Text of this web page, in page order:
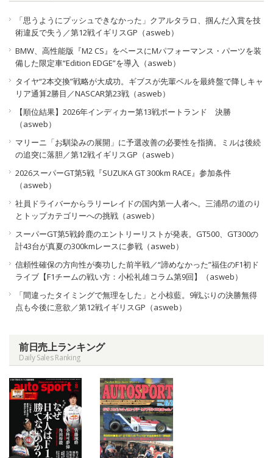
「思うようにプッシュできなかった」クアルタラロ、掴んだ入賞を技
術違反で失う／第12戦イギリスGP（asweb）
BMW、高性能版『M2 CS』をベースにMパフォーマンス・パーツを装
備した限定車“Edition EDGE”を導入（asweb）
タイヤ“2本交換”戦略が大成功。ギブスが先輩ベルを最終盤で降しキャ
リア通算2勝目／NASCAR第23戦（asweb）
【順位結果】2026年インディカー第13戦ポートランド 決勝
（asweb）
マリーニ「お馴染みの展開」に予選改善の必要性を指摘。ミルは後続
の追突に落胆／第12戦イギリスGP（asweb）
2026スーパーGT第5戦『SUZUKA GT 300km RACE』参加条件
（asweb）
社員ドライバーからラリーレイドの国内第一人者へ。三浦昂の道のり
とトップカテゴリーへの挑戦（asweb）
スーパーGT第5戦鈴鹿のエントリーリストが発表。GT500、GT300の
計43台が真夏の300kmレースに参戦（asweb）
信頼性確保の方向性が奏功した前半戦／“諦めなかった”福住のF1初ド
ライブ【F1チームの戦い方：小松礼雄コラム第9回】（asweb）
「間違ったタイミングで無理をした」と小椋藍。9戦ぶりの決勝無得
点も今後に意欲／第12戦イギリスGP（asweb）
前日売上ランキング
Daily Sales Ranking